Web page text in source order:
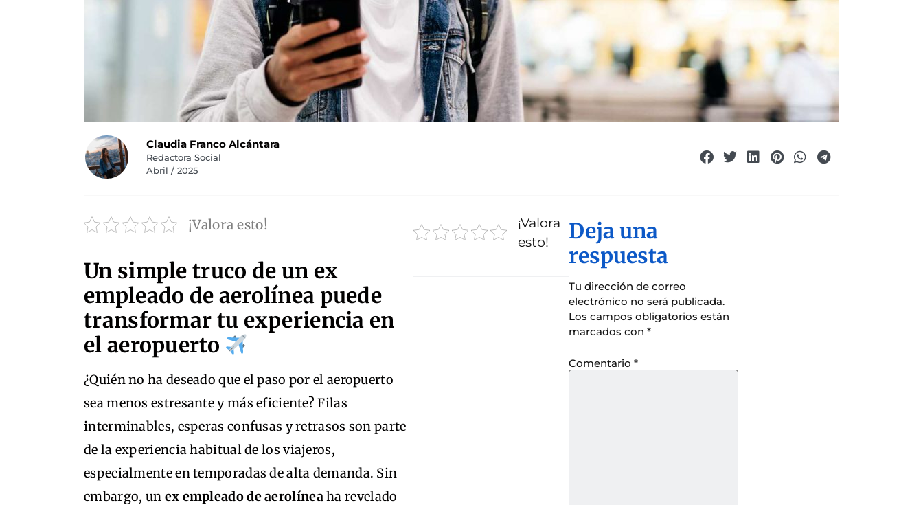
Claudia Franco Alcántara
Redactora Social
Abril / 2025
¡Valora esto!
Un simple truco de un ex
empleado de aerolínea puede
transformar tu experiencia en
el aeropuerto
¿Quién no ha deseado que el paso por el aeropuerto
sea menos estresante y más eficiente? Filas
interminables, esperas confusas y retrasos son parte
de la experiencia habitual de los viajeros,
especialmente en temporadas de alta demanda. Sin
embargo, un ex empleado de aerolíneaha revelado
¡Valora
esto!
Deja una
respuesta
Tu dirección de correo
electrónico no será publicada.
Los campos obligatorios están
marcados con *
Comentario *